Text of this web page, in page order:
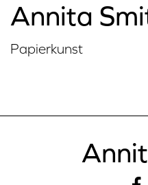
Annita
Papierkunst